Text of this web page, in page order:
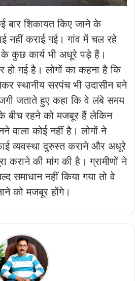
बार शिकायत किए जाने के
नहीं कराई गई। गांव में चल रहे
के कुछ कार्य भी अधूरे पड़े हैं।
गई है। लोगों का कहना है कि
स्थानीय सरपंच भी उदासीन बने
जताते हुए कहा कि वे लंबे समय
बीच रहने को मजबूर हैं लेकिन
वाला कोई नहीं है। लोगों ने
व्यवस्था दुरुस्त कराने और अधूरे
कराने की मांग की है। ग्रामीणों ने
समाधान नहीं किया गया तो वे
को मजबूर होंगे।